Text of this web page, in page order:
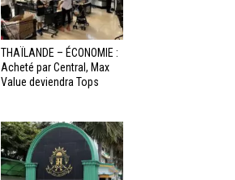
THAÏLANDE – ÉCONOMIE :
Acheté par Central, Max
Value deviendra Tops